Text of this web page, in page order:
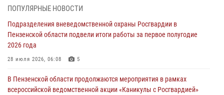
В Пензе сотрудники Росгвардии оказали помощь
05 августа 2026, 04:00
В Пензе при силовой поддержке Росгвардии пресечена
деятельность ОПГ, маскировавшейся под реабилитационный центр
4
ПОПУЛЯРНЫЕ НОВОСТИ
Подразделения вневедомственной охраны Росгвардии в
Пензенской области подвели итоги работы за первое полугодие
2026 года
28 июля 2026, 06:08 5
В Пензенской области продолжаются мероприятия в рамках
всероссийской ведомственной акции «Каникулы с Росгвардией»